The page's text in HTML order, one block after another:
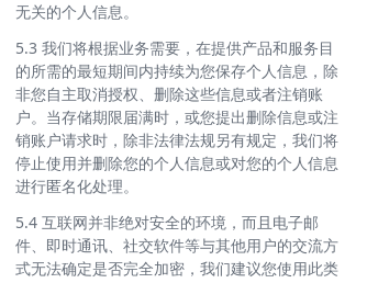
无关的个人信息。
5.3 我们将根据业务需要，在提供产品和服务目
的所需的最短期间内持续为您保存个人信息，除
非您自主取消授权、删除这些信息或者注销账
户。当存储期限届满时，或您提出删除信息或注
销账户请求时，除非法律法规另有规定，我们将
停止使用并删除您的个人信息或对您的个人信息
进行匿名化处理。
5.4 互联网并非绝对安全的环境，而且电子邮
件、即时通讯、社交软件等与其他用户的交流方
式无法确定是否完全加密，我们建议您使用此类